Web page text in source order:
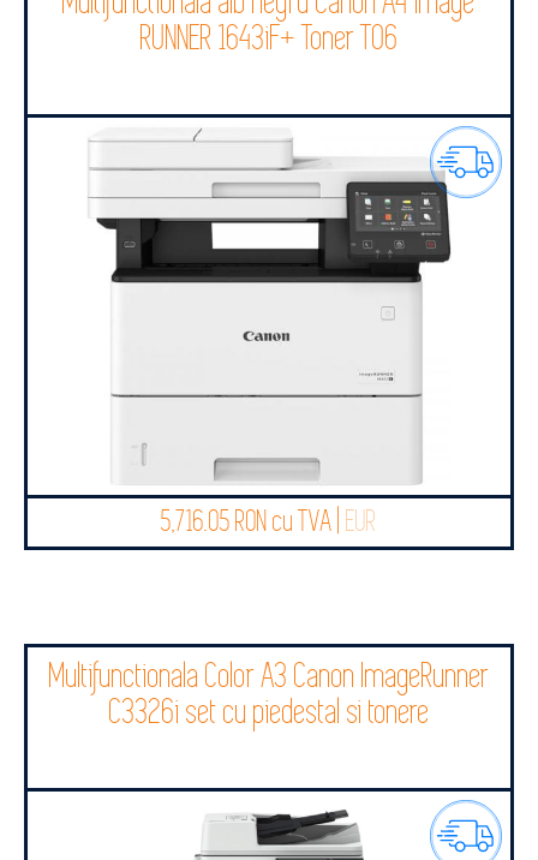
RUNNER 1643iF+ Toner T06
5,716.05 RON cu TVA | EUR
Multifunctionala Color A3 Canon ImageRunner
C3326i set cu piedestal si tonere